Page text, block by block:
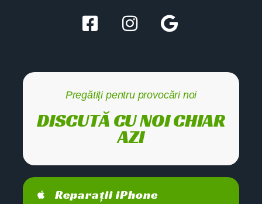
Pregătiți pentru provocări noi
DISCUTĂ CU NOI CHIAR
AZI
Reparații iPhone